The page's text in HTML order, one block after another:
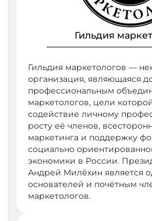
Гильдия
Гильдия маркетологов —
организация, являющаяся
профессиональным
маркетологов, цели
содействие личному
росту её членов,
маркетинга и поддержку
социально
экономики в России.
Андрей Милёхин является
основателей и почётным
маркетологов.